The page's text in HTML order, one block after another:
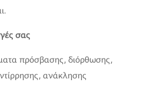
σας
πρόσβασης, διόρθωσης,
ανάκλησης